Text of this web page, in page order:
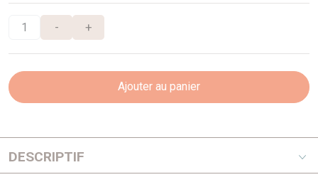
- +
Ajouter au panier
DESCRIPTIF